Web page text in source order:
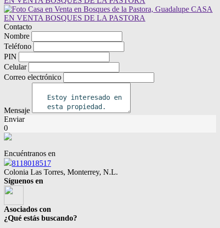
Contacto
Nombre
Teléfono
PIN
Celular
Correo electrónico
Mensaje
Enviar
0
Encuéntranos en
8118018517
Colonia Las Torres, Monterrey, N.L.
Síguenos en
Asociados con
¿Qué estás buscando?